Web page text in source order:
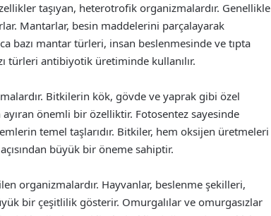
taşıyan, heterotrofik organizmalardır. Genellikle
Mantarlar, besin maddelerini parçalayarak
bazı mantar türleri, insan beslenmesinde ve tıpta
türleri antibiyotik üretiminde kullanılır.
Bitkilerin kök, gövde ve yaprak gibi özel
ayıran önemli bir özelliktir. Fotosentez sayesinde
temel taşlarıdır. Bitkiler, hem oksijen üretmeleri
büyük bir öneme sahiptir.
organizmalardır. Hayvanlar, beslenme şekilleri,
bir çeşitlilik gösterir. Omurgalılar ve omurgasızlar